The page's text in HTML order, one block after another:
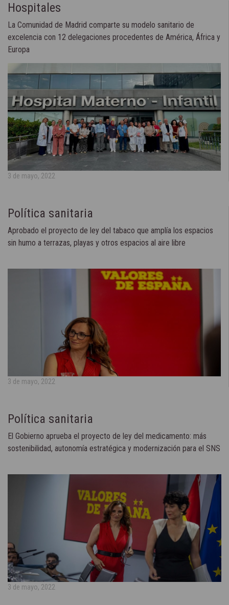
Hospitales
La Comunidad de Madrid comparte su modelo sanitario de
excelencia con 12 delegaciones procedentes de América, África y
Europa
3 de mayo, 2022
Política sanitaria
Aprobado el proyecto de ley del tabaco que amplía los espacios
sin humo a terrazas, playas y otros espacios al aire libre
3 de mayo, 2022
Política sanitaria
El Gobierno aprueba el proyecto de ley del medicamento: más
sostenibilidad, autonomía estratégica y modernización para el SNS
3 de mayo, 2022